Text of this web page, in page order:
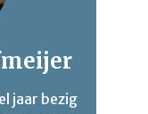
jaar bezig